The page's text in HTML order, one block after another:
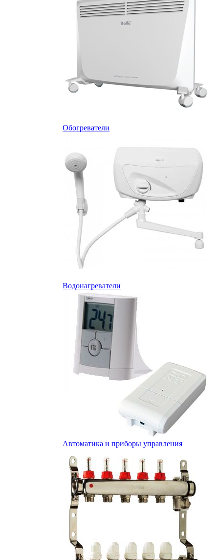
Обогреватели
Водонагреватели
Автоматика и приборы управления